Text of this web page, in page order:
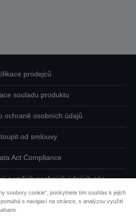
prodejců
souladu produktu
ochraně osobních údajů
od smlouvy
Act Compliance
o vašich osobních údajích nás
o souborech cookie
soubory cookie“, poskytnete tím souhlas k jejich
s navigací na stránce, s analýzou využití